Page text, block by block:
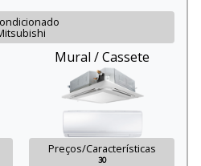
Mural / Cassete
Preços/Características
30